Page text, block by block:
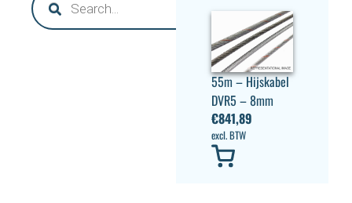
55m – Hijskabel
DVR5 – 8mm
€841,89
excl. BTW